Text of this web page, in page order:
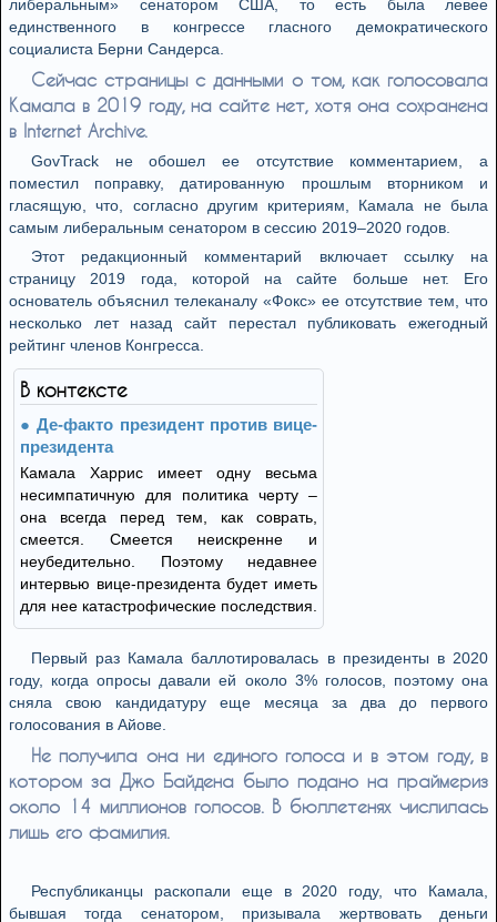
либеральным» сенатором США, то есть была левее
единственного в конгрессе гласного демократического
социалиста Берни Сандерса.
Сейчас страницы с данными о том, как голосовала
Камала в 2019 году, на сайте нет, хотя она сохранена
в Internet Archive.
GovTrack не обошел ее отсутствие комментарием, а
поместил поправку, датированную прошлым вторником и
гласящую, что, согласно другим критериям, Камала не была
самым либеральным сенатором в сессию 2019–2020 годов.
Этот редакционный комментарий включает ссылку на
страницу 2019 года, которой на сайте больше нет. Его
основатель объяснил телеканалу «Фокс» ее отсутствие тем, что
несколько лет назад сайт перестал публиковать ежегодный
рейтинг членов Конгресса.
В контексте
Де-факто президент против вице-
президента
Камала Харрис имеет одну весьма
несимпатичную для политика черту –
она всегда перед тем, как соврать,
смеется. Смеется неискренне и
неубедительно. Поэтому недавнее
интервью вице-президента будет иметь
для нее катастрофические последствия.
Первый раз Камала баллотировалась в президенты в 2020
году, когда опросы давали ей около 3% голосов, поэтому она
сняла свою кандидатуру еще месяца за два до первого
голосования в Айове.
Не получила она ни единого голоса и в этом году, в
котором за Джо Байдена было подано на праймериз
около 14 миллионов голосов. В бюллетенях числилась
лишь его фамилия.
Республиканцы раскопали еще в 2020 году, что Камала,
бывшая тогда сенатором, призывала жертвовать деньги